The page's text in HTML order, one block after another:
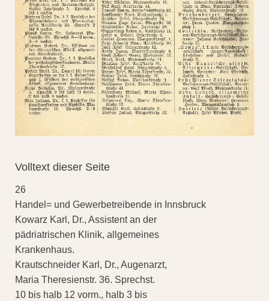
Volltext dieser Seite
26
Handel= und Gewerbetreibende in Innsbruck
Kowarz Karl, Dr., Assistent an der
pädriatrischen Klinik, allgemeines
Krankenhaus.
Krautschneider Karl, Dr., Augenarzt,
Maria Theresienstr. 36. Sprechst.
10 bis halb 12 vorm., halb 3 bis